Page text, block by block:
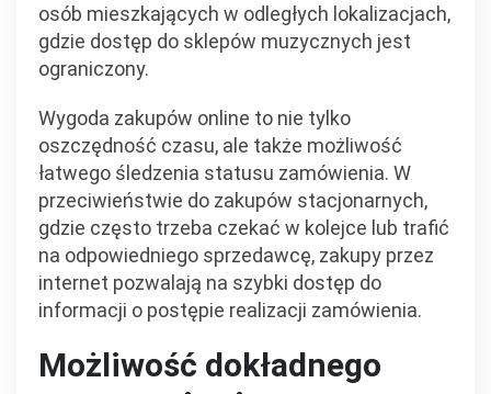
osób mieszkających w odległych lokalizacjach,
gdzie dostęp do sklepów muzycznych jest
ograniczony.
Wygoda zakupów online to nie tylko
oszczędność czasu, ale także możliwość
łatwego śledzenia statusu zamówienia. W
przeciwieństwie do zakupów stacjonarnych,
gdzie często trzeba czekać w kolejce lub trafić
na odpowiedniego sprzedawcę, zakupy przez
internet pozwalają na szybki dostęp do
informacji o postępie realizacji zamówienia.
Możliwość dokładnego